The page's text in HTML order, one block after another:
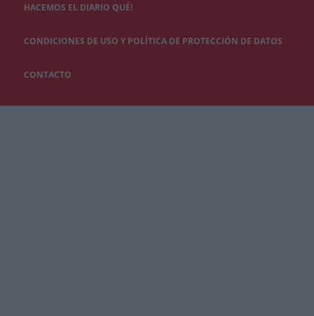
HACEMOS EL DIARIO QUÉ!
CONDICIONES DE USO Y POLÍTICA DE PROTECCIÓN DE DATOS
CONTACTO